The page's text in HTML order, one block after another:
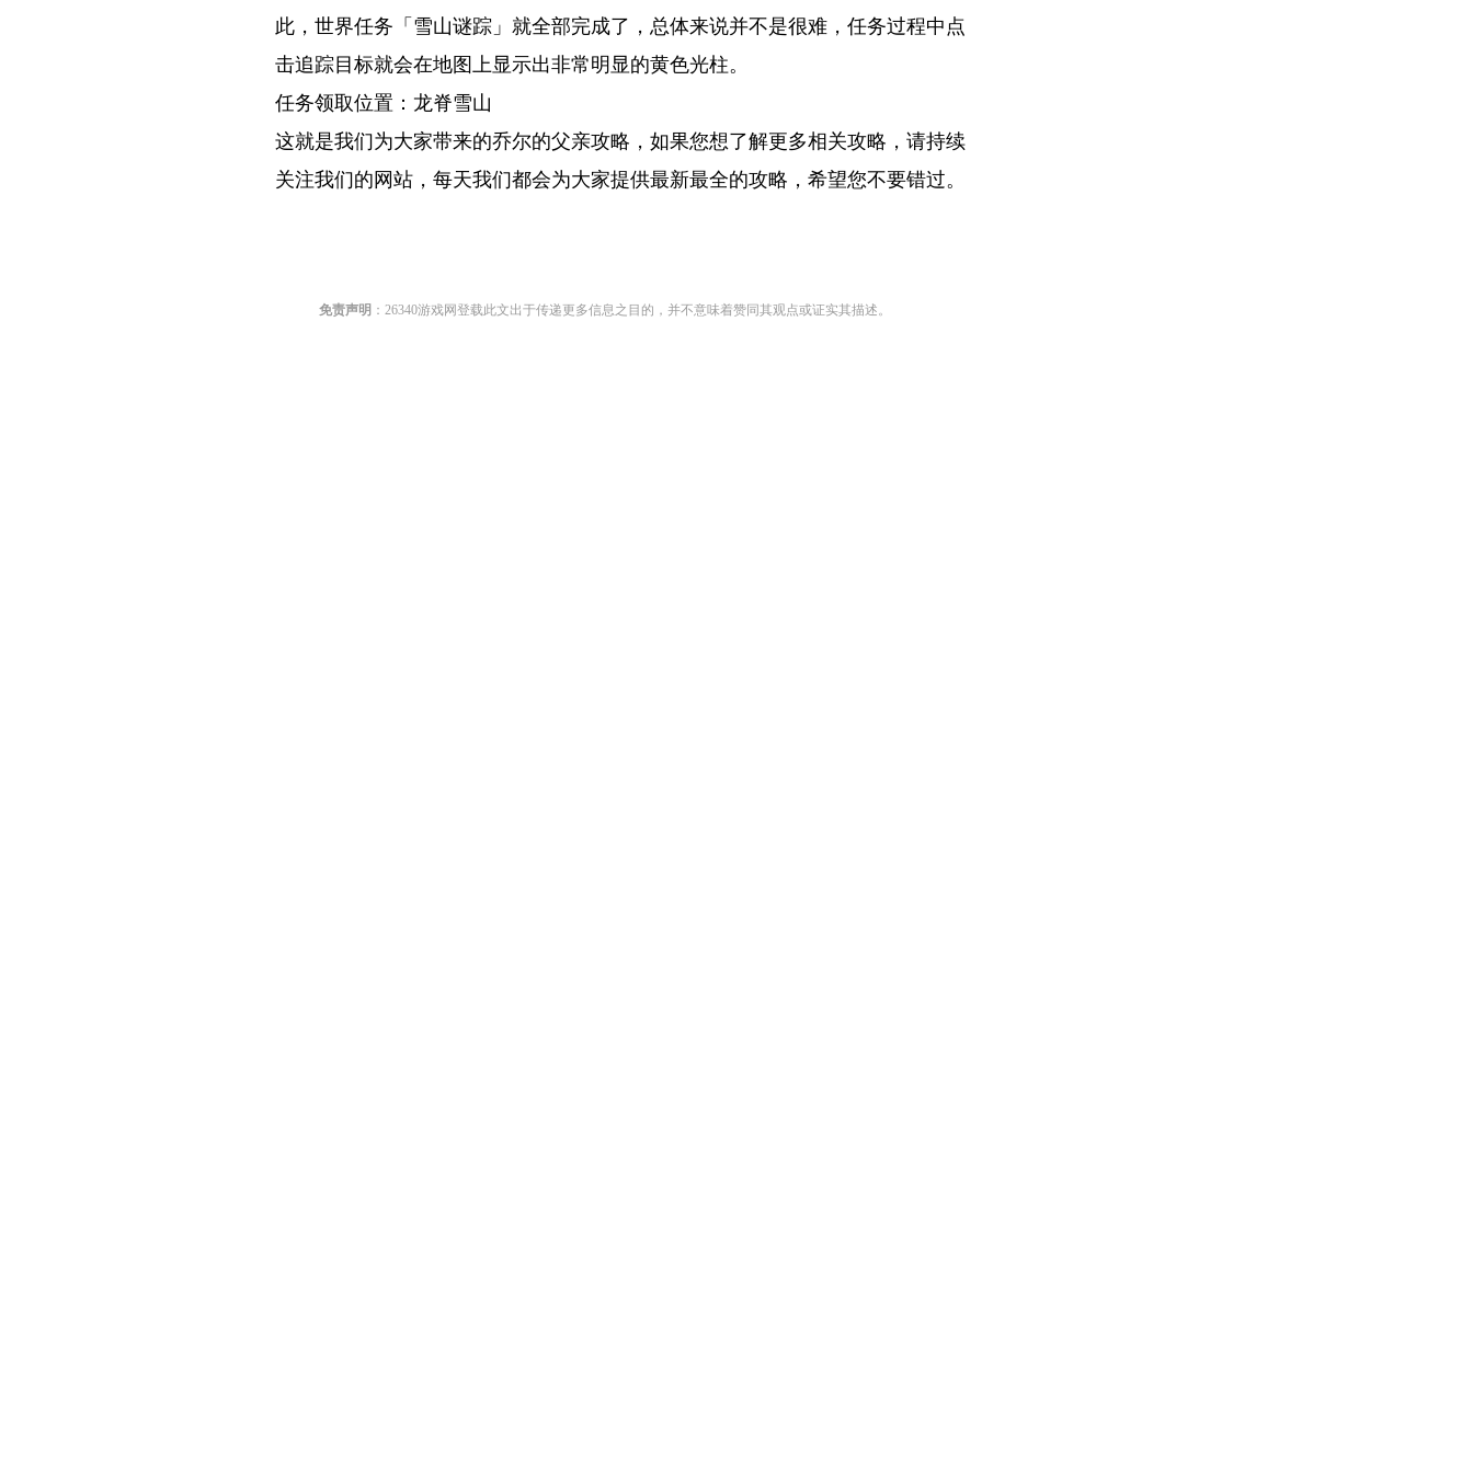
此，世界任务「雪山谜踪」就全部完成了，总体来说并不是很难，任务过程中点
击追踪目标就会在地图上显示出非常明显的黄色光柱。
任务领取位置：龙脊雪山
这就是我们为大家带来的乔尔的父亲攻略，如果您想了解更多相关攻略，请持续
关注我们的网站，每天我们都会为大家提供最新最全的攻略，希望您不要错过。
免责声明 ：26340游戏网登载此文出于传递更多信息之目的，并不意味着赞同其观点或证实其描述。